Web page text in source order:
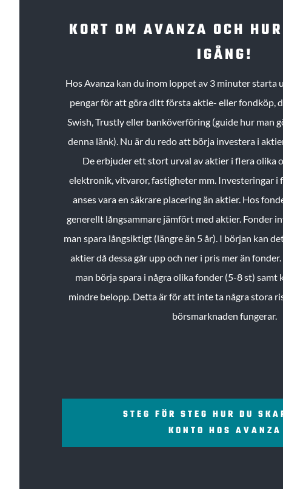
KORT OM AVANZA OCH
IGÅNG!
Hos Avanza kan du inom loppet av 3 minuter starta
pengar för att göra ditt första aktie- eller fondköp,
Swish, Trustly eller banköverföring (guide hur man
denna länk). Nu är du redo att börja investera i
De erbjuder ett stort urval av aktier i flera olika
elektronik, vitvaror, fastigheter mm. Investeringar i
anses vara en säkrare placering än aktier. Hos
generellt långsammare jämfört med aktier. Fonder
man spara långsiktigt (längre än 5 år). I början kan
aktier då dessa går upp och ner i pris mer än
man börja spara i några olika fonder (5-8 st)
mindre belopp. Detta är för att inte ta några stora
börsmarknaden fungerar.
STEG FÖR STEG HUR DU
KONTO HOS AVANZA